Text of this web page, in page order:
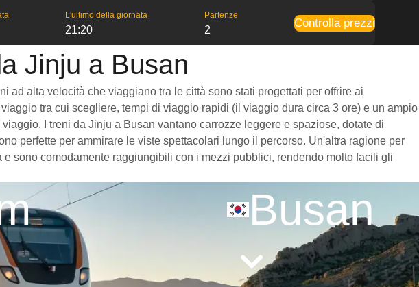
L'ultimo della giornata
21:20
Partenze
2
Controlla prezzi
Jinju a Busan
ad alta velocità che viaggiano tra le città sono stati progettati per offrire ai
tra cui scegliere, tempi di viaggio rapidi (il viaggio dura circa 3 ore) e un ampio
I treni da Jinju a Busan vantano carrozze leggere e spaziose, dotate di
perfette per ammirare le viste spettacolari lungo il percorso. Un'altra ragione per
sono comodamente raggiungibili con i mezzi pubblici, rendendo molto facili gli
Busan